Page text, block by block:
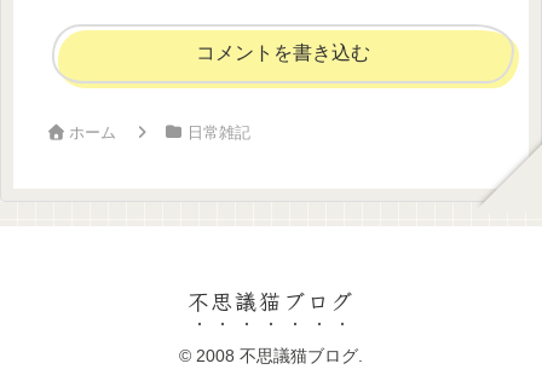
コメントを書き込む
ホーム 日常雑記
不思議猫ブログ
© 2008 不思議猫ブログ.